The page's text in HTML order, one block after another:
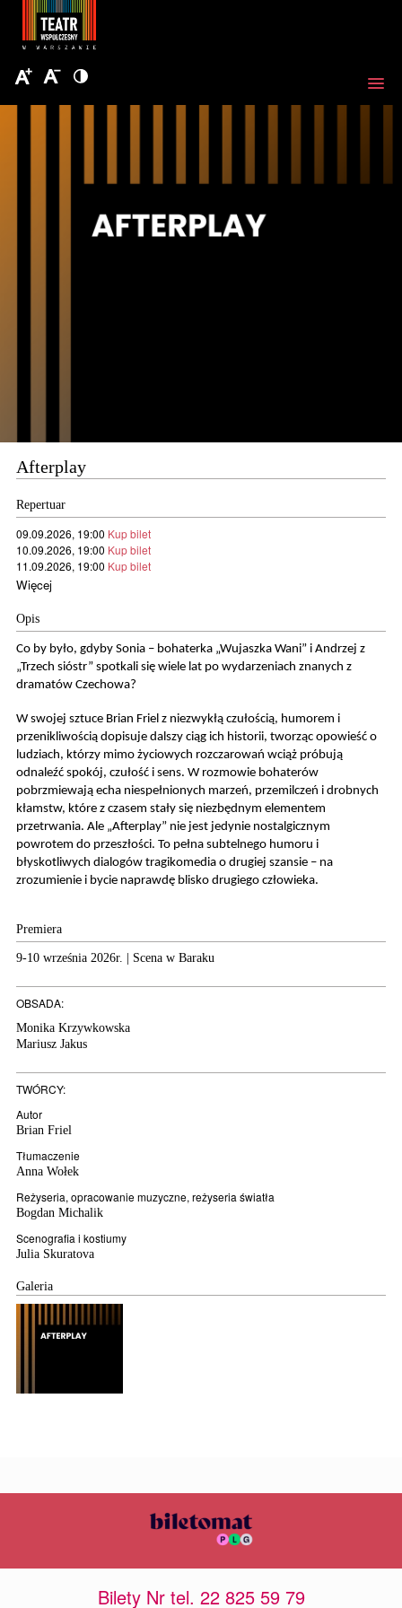
Afterplay
Repertuar
09.09.2026, 19:00 Kup bilet
10.09.2026, 19:00 Kup bilet
11.09.2026, 19:00 Kup bilet
Więcej
Opis
Co by było, gdyby Sonia – bohaterka „Wujaszka Wani” i Andrzej z
„Trzech sióstr” spotkali się wiele lat po wydarzeniach znanych z
dramatów Czechowa?
W swojej sztuce Brian Friel z niezwykłą czułością, humorem i
przenikliwością dopisuje dalszy ciąg ich historii, tworząc opowieść o
ludziach, którzy mimo życiowych rozczarowań wciąż próbują
odnaleźć spokój, czułość i sens. W rozmowie bohaterów
pobrzmiewają echa niespełnionych marzeń, przemilczeń i drobnych
kłamstw, które z czasem stały się niezbędnym elementem
przetrwania. Ale „Afterplay” nie jest jedynie nostalgicznym
powrotem do przeszłości. To pełna subtelnego humoru i
błyskotliwych dialogów tragikomedia o drugiej szansie – na
zrozumienie i bycie naprawdę blisko drugiego człowieka.
Premiera
9-10 września 2026r. | Scena w Baraku
OBSADA:
Monika Krzywkowska
Mariusz Jakus
TWÓRCY:
Autor
Brian Friel
Tłumaczenie
Anna Wołek
Reżyseria, opracowanie muzyczne, reżyseria światła
Bogdan Michalik
Scenografia i kostiumy
Julia Skuratova
Galeria
Bilety Nr tel. 22 825 59 79